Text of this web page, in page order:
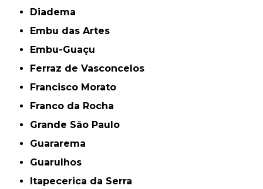
Diadema
Embu das Artes
Embu-Guaçu
Ferraz de Vasconcelos
Francisco Morato
Franco da Rocha
Grande São Paulo
Guararema
Guarulhos
Itapecerica da Serra